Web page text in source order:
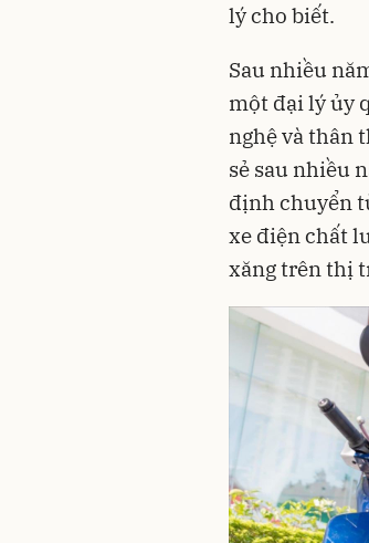
lý cho biết.
Sau nhiều
một đại lý ủy
nghệ và thân
sẻ sau nhiều
định chuyển
xe điện chất
xăng trên thị